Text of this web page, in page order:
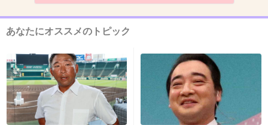
>>3
ラブドック見たけど下手じゃん。
+17
8. 匿名2018/11/16(金) 10:39:31
あなたにオススメのトピック